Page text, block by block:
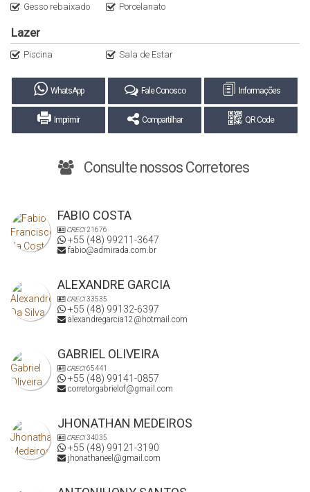
Gesso rebaixado Porcelanato
Lazer
Piscina Sala de Estar
WhatsApp Fale Conosco Informações
Imprimir Compartilhar QR Code
Consulte nossos Corretores
FABIO COSTA
CRECI21676
+55 (48) 99211-3647
fabio@admirada.com.br
ALEXANDRE GARCIA
CRECI33535
+55 (48) 99132-6397
alexandregarcia12@hotmail.com
GABRIEL OLIVEIRA
CRECI65441
+55 (48) 99141-0857
corretorgabrielof@gmail.com
JHONATHAN MEDEIROS
CRECI34035
+55 (48) 99121-3190
jhonathaneel@gmail.com